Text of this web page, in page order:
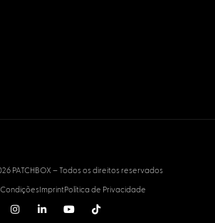
PATCHBOX – Todos os direitos reservados
ImprintPolítica de Privacidade